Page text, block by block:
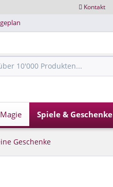
Kontakt
Spiele & Geschenke
Geschenke